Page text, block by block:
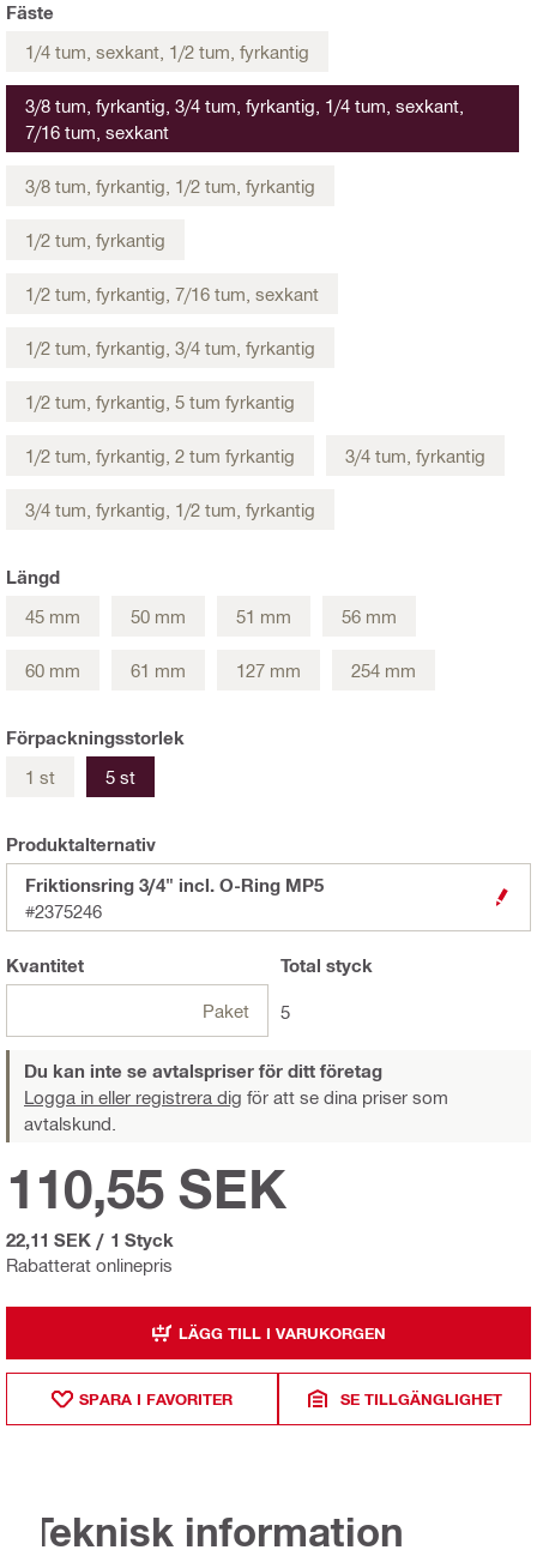
Fäste
1/4 tum, sexkant, 1/2 tum, fyrkantig
3/8 tum, fyrkantig, 3/4 tum, fyrkantig, 1/4 tum, sexkant,
7/16 tum, sexkant
3/8 tum, fyrkantig, 1/2 tum, fyrkantig
1/2 tum, fyrkantig
1/2 tum, fyrkantig, 7/16 tum, sexkant
1/2 tum, fyrkantig, 3/4 tum, fyrkantig
1/2 tum, fyrkantig, 5 tum fyrkantig
1/2 tum, fyrkantig, 2 tum fyrkantig 3/4 tum, fyrkantig
3/4 tum, fyrkantig, 1/2 tum, fyrkantig
Längd
45 mm
50 mm 51 mm 56 mm
60 mm 61 mm 127 mm 254 mm
Förpackningsstorlek
1 st
5 st
Produktalternativ
Friktionsring 3/4" incl. O-Ring MP5
#2375246
Kvantitet
Paket
Total styck
5
Du kan inte se avtalspriser för ditt företag
Logga in eller registrera dig för att se dina priser som
avtalskund.
Rabatterat onlinepris
110,55 SEK
22,11 SEK / 1 Styck
LÄGG TILL I VARUKORGEN
SPARA I FAVORITER SE TILLGÄNGLIGHET
Teknisk information